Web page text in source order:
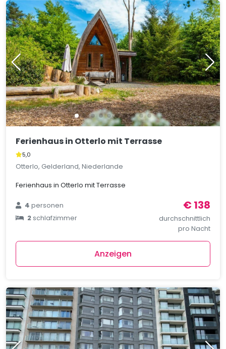
Ferienhaus in Otterlo mit Terrasse
5,0
Otterlo, Gelderland, Niederlande
Ferienhaus in Otterlo mit Terrasse
4personen
2schlafzimmer
€ 138
durchschnittlich
pro Nacht
Anzeigen